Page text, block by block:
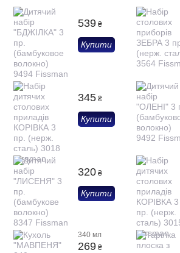
539 ₴
Купити
345 ₴
Купити
320 ₴
Купити
340 мл
269 ₴